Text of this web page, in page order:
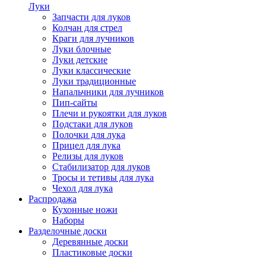
Луки
Запчасти для луков
Колчан для стрел
Краги для лучников
Луки блочные
Луки детские
Луки классические
Луки традиционные
Напальчники для лучников
Пип-сайты
Плечи и рукоятки для луков
Подстаки для луков
Полочки для лука
Прицел для лука
Релизы для луков
Стабилизатор для луков
Тросы и тетивы для лука
Чехол для лука
Распродажа
Кухонные ножи
Наборы
Разделочные доски
Деревянные доски
Пластиковые доски